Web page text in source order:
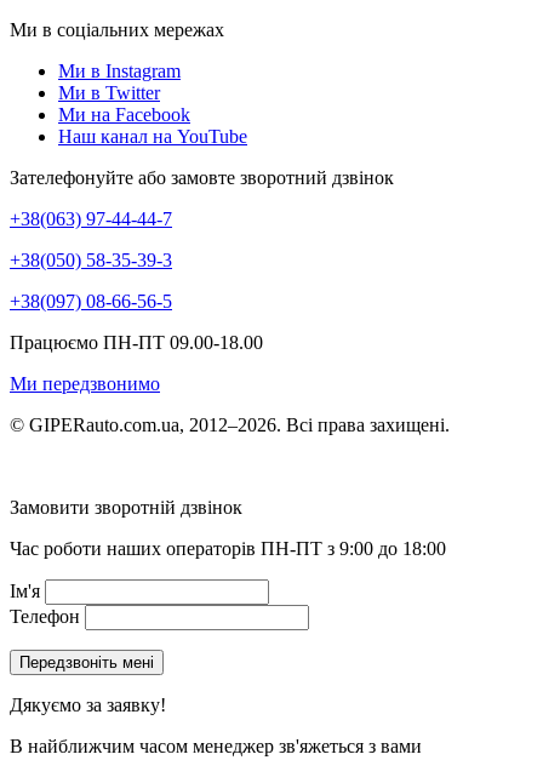
Ми в соціальних мережах
Ми в Instagram
Ми в Twitter
Ми на Facebook
Наш канал на YouTube
Зателефонуйте або замовте зворотний дзвінок
+38(063) 97-44-44-7
+38(050) 58-35-39-3
+38(097) 08-66-56-5
Працюємо ПН-ПТ 09.00-18.00
Ми передзвонимо
© GIPERauto.com.ua, 2012–2026. Всі права захищені.
Замовити зворотній дзвінок
Час роботи наших операторів ПН-ПТ з 9:00 до 18:00
Ім'я
Телефон
Дякуємо за заявку!
В найближчим часом менеджер зв'яжеться з вами